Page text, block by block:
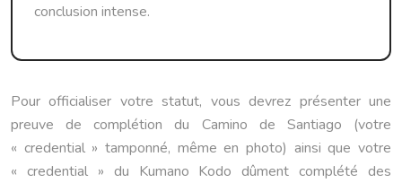
conclusion intense.
Pour officialiser votre statut, vous devrez présenter une
preuve de complétion du Camino de Santiago (votre
« credential » tamponné, même en photo) ainsi que votre
« credential » du Kumano Kodo dûment complété des